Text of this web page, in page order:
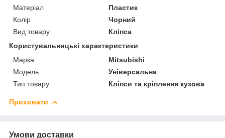
Матеріал
Пластик
Колір
Чорний
Вид товару
Кліпса
Користувальницькі характеристики
Марка
Mitsubishi
Мoдель
Універсальна
Тип товару
Кліпси та кріплення кузова
Приховати
Умови доставки